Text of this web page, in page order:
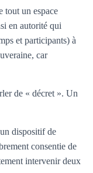
tout un espace
en autorité qui
et participants) à
car
de « décret ». Un
dispositif de
consentie de
intervenir deux